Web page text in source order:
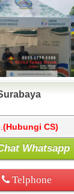
(Hubungi CS)
Whatsapp
Telphone